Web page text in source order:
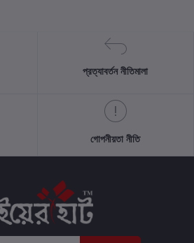
প্রত্যাবর্তন নীতিমালা
গোপনীয়তা নীতি